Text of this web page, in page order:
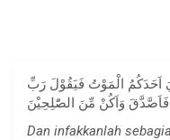
اَحَدَكُمُ الْمَوْتُ فَيَقُوْلَ رَبِّ
وَاَكُنْ مِّنَ الصّٰلِحِيْنَ
Dan infakkanlah